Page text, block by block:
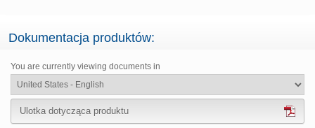
Dokumentacja produktów:
You are currently viewing documents in
Ulotka dotycząca produktu